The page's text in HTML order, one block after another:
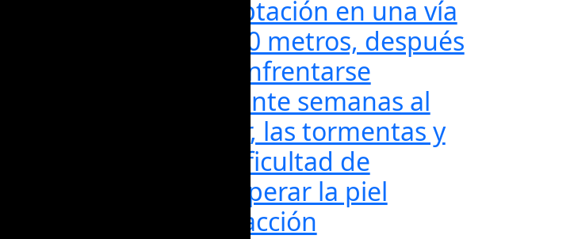
adaptación en una vía
de 60 metros, después
de enfrentarse
durante semanas al
calor, las tormentas y
la dificultad de
recuperar la piel
Redacción